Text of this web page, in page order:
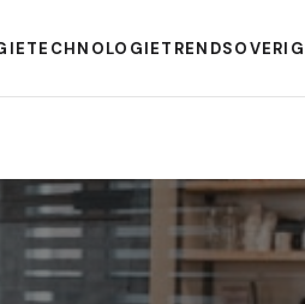
TECHNOLOGIETRENDSOVERIG